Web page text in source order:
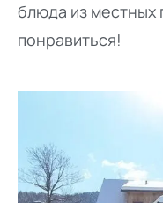
блюда из местных
понравиться!